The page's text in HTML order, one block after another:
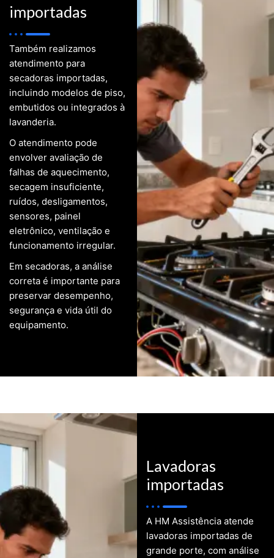
importadas
Também realizamos
atendimento para
secadoras importadas,
incluindo modelos de piso,
embutidos ou integrados à
lavanderia.
O atendimento pode
envolver avaliação de
falhas de aquecimento,
secagem insuficiente,
ruídos, desligamentos,
sensores, painel
eletrônico, ventilação e
funcionamento irregular.
Em secadoras, a análise
correta é importante para
preservar desempenho,
segurança e vida útil do
equipamento.
Lavadoras
importadas
A HM Assistência atende
lavadoras importadas de
grande porte, com análise